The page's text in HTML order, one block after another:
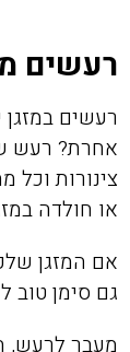
נתן לנו
רגועים,
לטרמיטים.
הסופר מקצועי
ואחרי
הגיע עם כפפות
רעשים
רעשים
אחרת? רעש
צינורות
או חולדה
אם המזגן
גם סימן
מעבר לרעש,